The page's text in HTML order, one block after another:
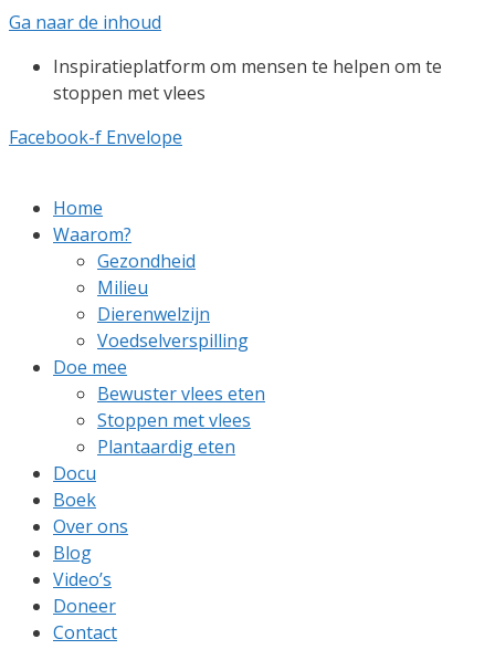
Ga naar de inhoud
Inspiratieplatform om mensen te helpen om te
stoppen met vlees
Facebook-f Envelope
Home
Waarom?
Gezondheid
Milieu
Dierenwelzijn
Voedselverspilling
Doe mee
Bewuster vlees eten
Stoppen met vlees
Plantaardig eten
Docu
Boek
Over ons
Blog
Video’s
Doneer
Contact